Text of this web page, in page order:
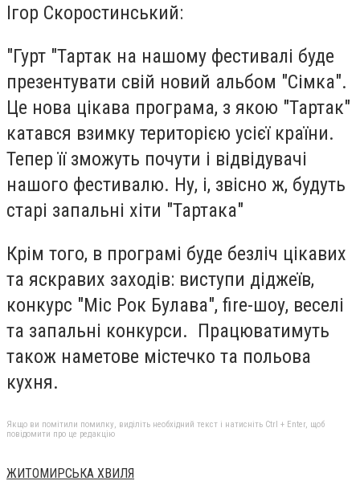
Ігор Скоростинський:
"Гурт "Тартак на нашому фестивалі буде
презентувати свій новий альбом "Сімка".
Це нова цікава програма, з якою "Тартак"
катався взимку територією усієї країни.
Тепер її зможуть почути і відвідувачі
нашого фестивалю. Ну, і, звісно ж, будуть
старі запальні хіти "Тартака"
Крім того, в програмі буде безліч цікавих
та яскравих заходів: виступи діджеїв,
конкурс "Міс Рок Булава", fire-шоу, веселі
та запальні конкурси. Працюватимуть
також наметове містечко та польова
кухня.
Якщо ви помітили помилку, виділіть необхідний текст і натисніть Ctrl + Enter, щоб
повідомити про це редакцію
ЖИТОМИРСЬКА ХВИЛЯ